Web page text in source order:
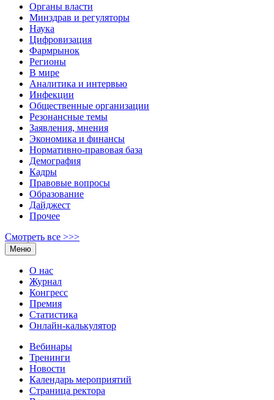
Органы власти
Минздрав и регуляторы
Наука
Цифровизация
Фармрынок
Регионы
В мире
Аналитика и интервью
Инфекции
Общественные организации
Резонансные темы
Заявления, мнения
Экономика и финансы
Нормативно-правовая база
Демография
Кадры
Правовые вопросы
Образование
Дайджест
Прочее
Смотреть все >>>
Меню
О нас
Журнал
Конгресс
Премия
Статистика
Онлайн-калькулятор
Вебинары
Тренинги
Новости
Календарь мероприятий
Страница ректора